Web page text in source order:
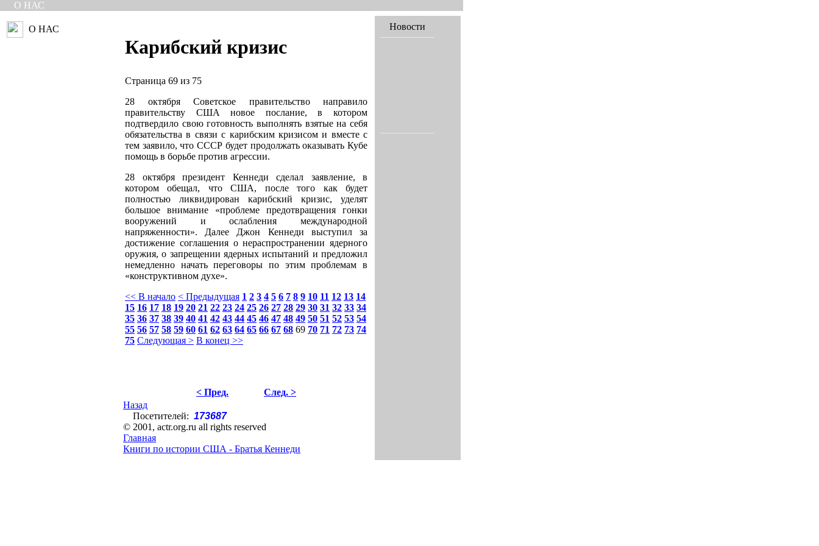
О НАС
О НАС
Карибский кризис
Страница 69 из 75
28 октября Советское правительство направило
правительству США новое послание, в котором
подтвердило свою готовность выполнять взятые на себя
обязательства в связи с карибским кризисом и вместе с
тем заявило, что СССР будет продолжать оказывать Кубе
помощь в борьбе против агрессии.
28 октября президент Кеннеди сделал заявление, в
котором обещал, что США, после того как будет
полностью ликвидирован карибский кризис, уделят
большое внимание «проблеме предотвращения гонки
вооружений и ослабления международной
напряженности». Далее Джон Кеннеди выступил за
достижение соглашения о нераспространении ядерного
оружия, о запрещении ядерных испытаний и предложил
немедленно начать переговоры по этим проблемам в
«конструктивном духе».
<< В начало < Предыдущая 1 2 3 4 5 6 7 8 9 10 11 12 13 14
15 16 17 18 19 20 21 22 23 24 25 26 27 28 29 30 31 32 33 34
35 36 37 38 39 40 41 42 43 44 45 46 47 48 49 50 51 52 53 54
55 56 57 58 59 60 61 62 63 64 65 66 67 68 69 70 71 72 73 74
75 Следующая > В конец >>
< Пред.
След. >
Назад
Посетителей: 173687
© 2001, actr.org.ru all rights reserved
Главная
Книги по истории США - Братья Кеннеди
Новости